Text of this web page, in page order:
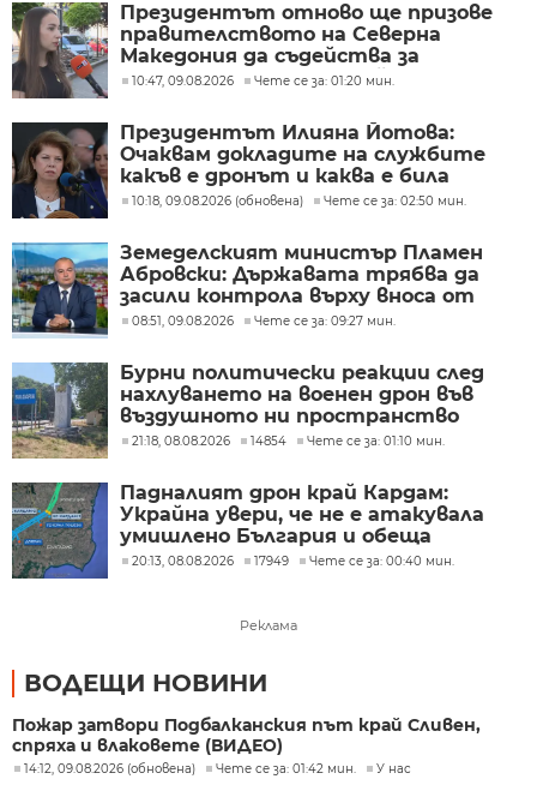
Президентът отново ще призове
правителството на Северна
Македония да съдейства за
лечението на Ива Михайлова
10:47, 09.08.2026 Чете се за: 01:20 мин.
Президентът Илияна Йотова:
Очаквам докладите на службите
какъв е дронът и каква е била
неговата роля
10:18, 09.08.2026 (обновена) Чете се за: 02:50 мин.
Земеделският министър Пламен
Абровски: Държавата трябва да
засили контрола върху вноса от
трети страни
08:51, 09.08.2026 Чете се за: 09:27 мин.
Бурни политически реакции след
нахлуването на военен дрон във
въздушното ни пространство
(ОБЗОР)
21:18, 08.08.2026 14854 Чете се за: 01:10 мин.
Падналият дрон край Кардам:
Украйна увери, че не е атакувала
умишлено България и обеща
разследване
20:13, 08.08.2026 17949 Чете се за: 00:40 мин.
Реклама
ВОДЕЩИ НОВИНИ
Пожар затвори Подбалканския път край Сливен,
спряха и влаковете (ВИДЕО)
14:12, 09.08.2026 (обновена) Чете се за: 01:42 мин. У нас